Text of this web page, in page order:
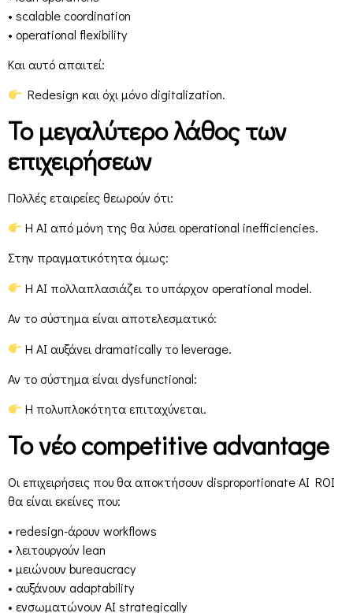
• scalable coordination
• operational flexibility
Και αυτό απαιτεί:
Redesign και όχι μόνο digitalization.
Το μεγαλύτερο λάθος των
επιχειρήσεων
Πολλές εταιρείες θεωρούν ότι:
Η AI από μόνη της θα λύσει operational inefficiencies.
Στην πραγματικότητα όμως:
Η AI πολλαπλασιάζει το υπάρχον operational model.
Αν το σύστημα είναι αποτελεσματικό:
Η AI αυξάνει dramatically το leverage.
Αν το σύστημα είναι dysfunctional:
Η πολυπλοκότητα επιταχύνεται.
Το νέο competitive advantage
Οι επιχειρήσεις που θα αποκτήσουν disproportionate AI ROI
θα είναι εκείνες που:
• redesign-άρουν workflows
• λειτουργούν lean
• μειώνουν bureaucracy
• αυξάνουν adaptability
• ενσωματώνουν AI strategically